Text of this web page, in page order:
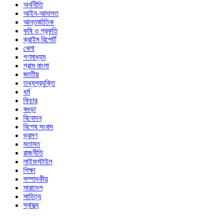
অর্থনীতি
আইন-আদালত
আন্তর্জাতিক
কৃষি ও প্রকৃতি
ক্রাইম রিপোর্ট
খেলা
গণমাধ্যম
গ্রাম বাংলা
জাতীয়
তথ্যপ্রযুক্তি
ধর্ম
ফিচার
বগুড়া
বিনোদন
বিশেষ সংবাদ
ভ্রমণ
মতামত
রাজনীতি
লাইফস্টাইল
শিক্ষা
সম্পাদকীয়
সারাদেশ
সাহিত্য
স্বাস্থ্য